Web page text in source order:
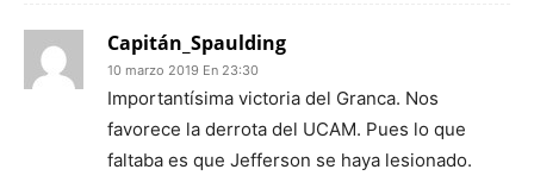
Capitán_Spaulding
10 marzo 2019 En 23:30
Importantísima victoria del Granca. Nos
favorece la derrota del UCAM. Pues lo que
faltaba es que Jefferson se haya lesionado.